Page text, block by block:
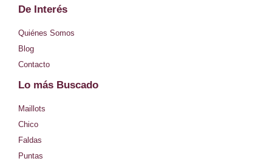
s
t
a
g
r
a
m
De Interés
Quiénes Somos
Blog
Contacto
Lo más Buscado
Maillots
Chico
Faldas
Puntas